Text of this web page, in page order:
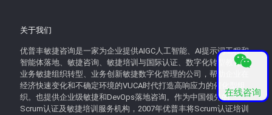
关于我们
优普丰敏捷咨询是一家为企业提供AIGC人工智能、AI提示词工程和
智能体落地、敏捷咨询、敏捷培训与国际认证、数字化转型教育、
业务敏捷组织转型、业务创新敏捷数字化管理的公司，帮助企业在
经济快速变化和不确定环境的VUCA时代打造高响应力的催化型组
织。也提供企业级敏捷和DevOps落地咨询。作为中国领先的
Scrum认证及敏捷培训服务机构，2007年优普丰将Scrum认证培训
在线咨询